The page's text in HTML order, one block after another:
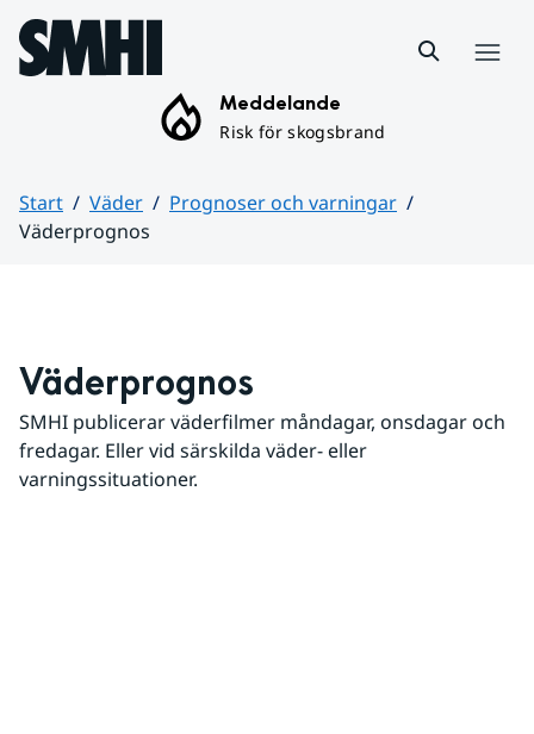
Hoppa till sidans innehåll
Meddelande
Risk för skogsbrand
Start Väder
Prognoser och varningar
Väderprognos
Väderprognos
SMHI publicerar väderfilmer måndagar, onsdagar och
fredagar. Eller vid särskilda väder- eller
varningssituationer.